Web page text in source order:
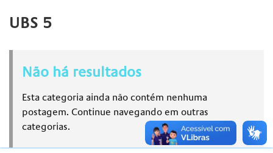
UBS 5
Não há resultados
Esta categoria ainda não contém nenhuma
postagem. Continue navegando em outras
categorias.